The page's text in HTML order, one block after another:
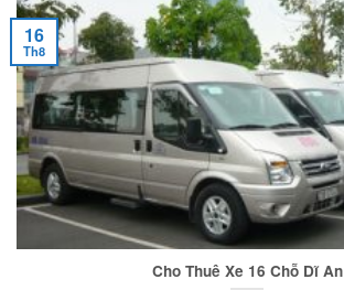
Cho Thuê Xe 16 Chỗ Dĩ An
16
Th8